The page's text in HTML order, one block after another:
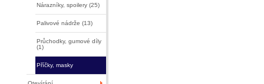
Nárazníky, spoilery (25)
Palivové nádrže (13)
Průchodky, gumové díly
(1)
Příčky, masky